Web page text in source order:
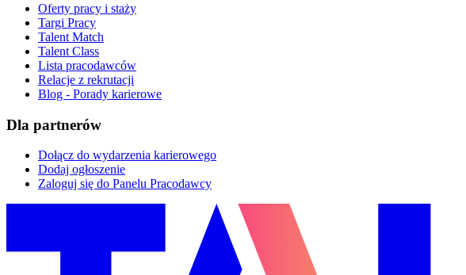
Oferty pracy i staży
Targi Pracy
Talent Match
Talent Class
Lista pracodawców
Relacje z rekrutacji
Blog - Porady karierowe
Dla partnerów
Dołącz do wydarzenia karierowego
Dodaj ogłoszenie
Zaloguj się do Panelu Pracodawcy